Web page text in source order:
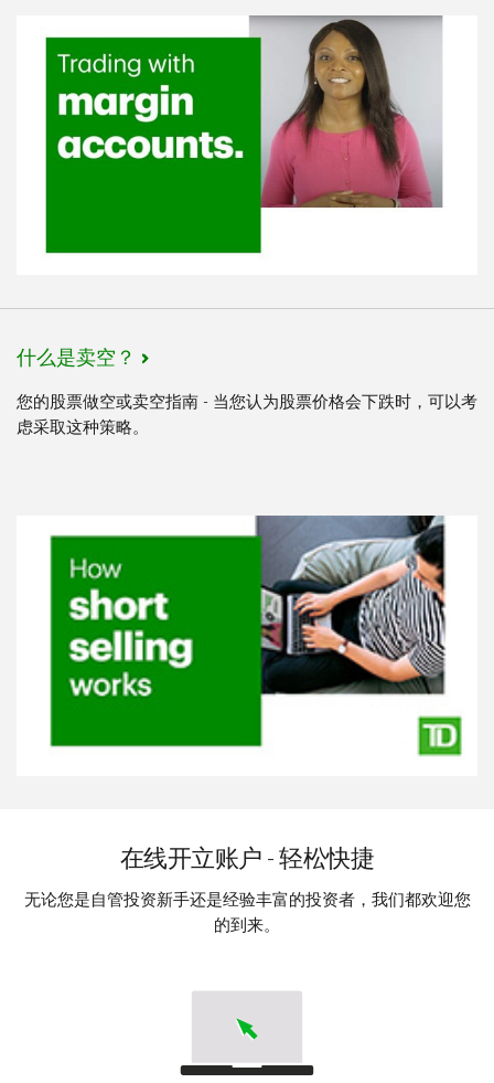
什么是卖空？
您的股票做空或卖空指南 - 当您认为股票价格会下跌时，可以考
虑采取这种策略。
在线开立账户 - 轻松快捷
无论您是自管投资新手还是经验丰富的投资者，我们都欢迎您
的到来。